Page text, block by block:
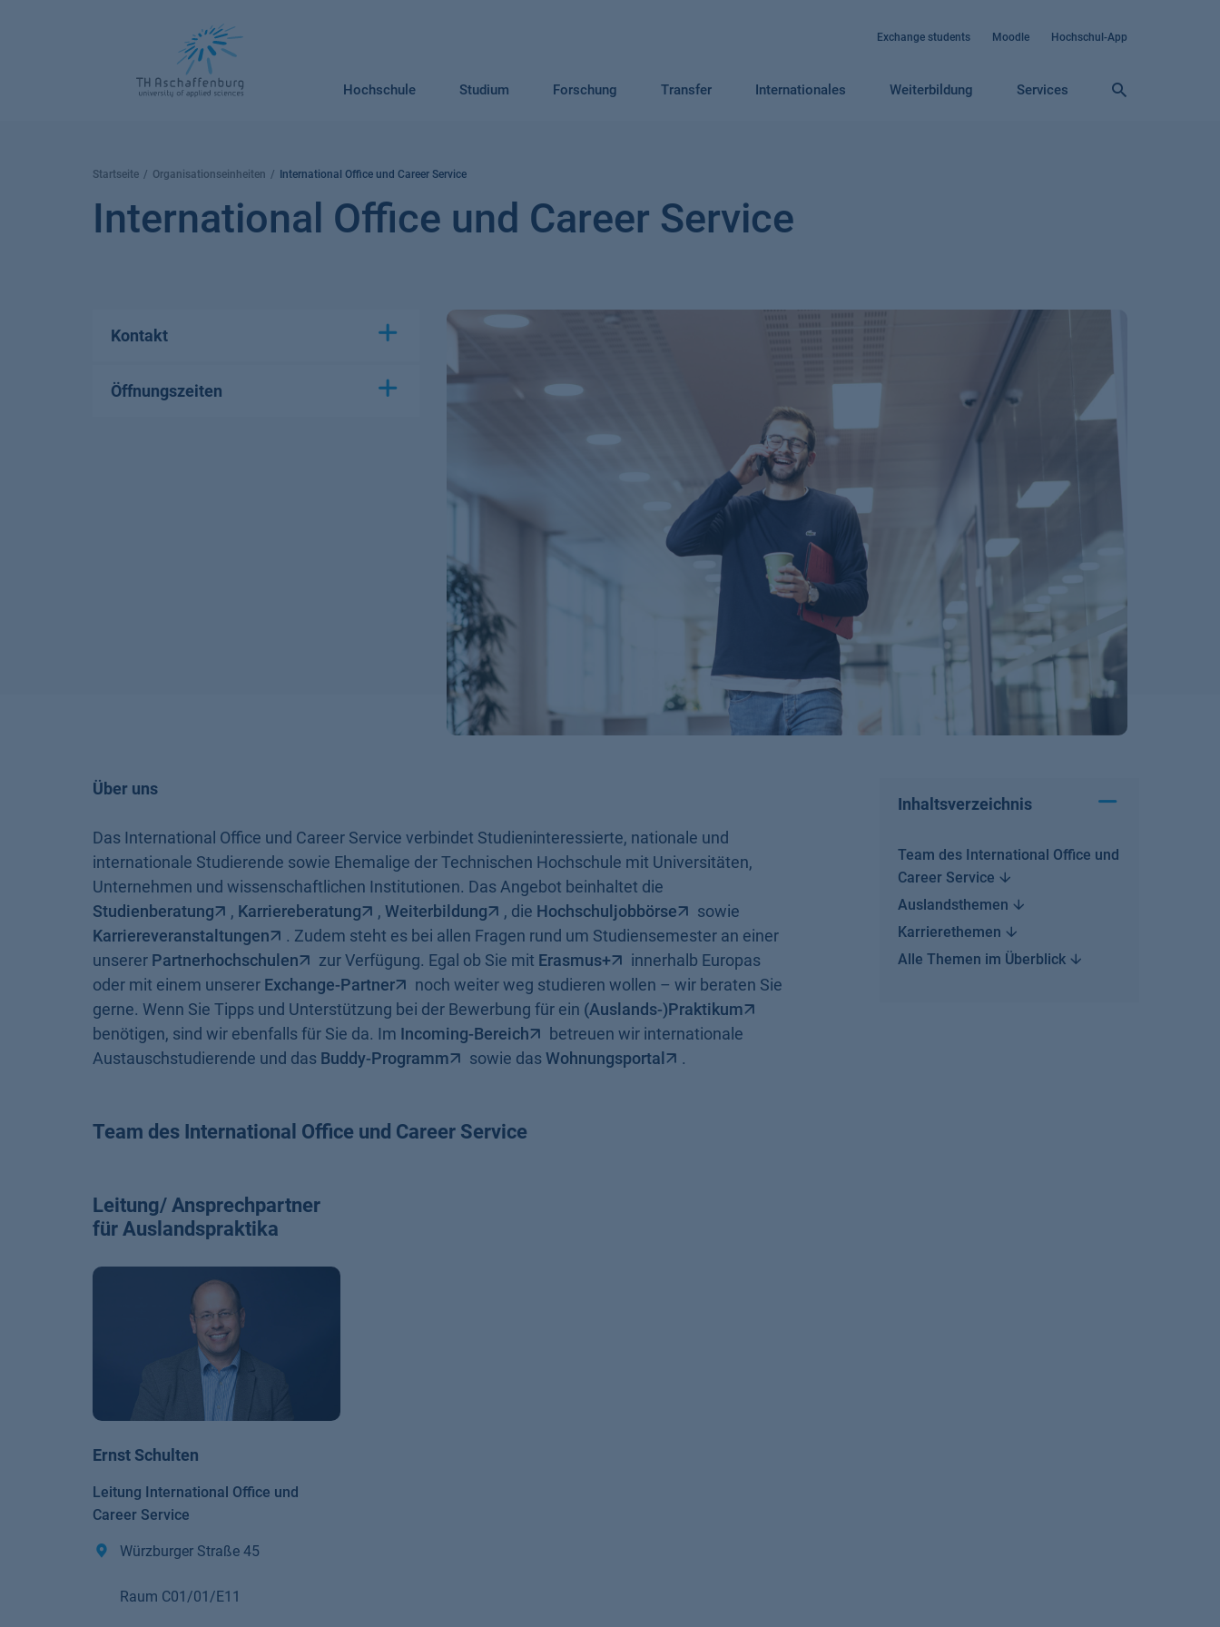
Exchange students Moodle Hochschul-App
Hochschule Studium Forschung Transfer Internationales Weiterbildung Services
Startseite Organisationseinheiten International Office und Career Service
International Office und Career Service
Kontakt
Öffnungszeiten
Inhaltsverzeichnis
Team des International Office und
Career Service
Auslandsthemen
Karrierethemen
Alle Themen im Überblick
Über uns
Das International Office und Career Service verbindet Studieninteressierte, nationale und
internationale Studierende sowie Ehemalige der Technischen Hochschule mit Universitäten,
Unternehmen und wissenschaftlichen Institutionen. Das Angebot beinhaltet die
Studienberatung
, Karriereberatung , Weiterbildung , die Hochschuljobbörse
sowie
Karriereveranstaltungen
. Zudem steht es bei allen Fragen rund um Studiensemester an einer
unserer Partnerhochschulen zur Verfügung. Egal ob Sie mit Erasmus+
innerhalb Europas
oder mit einem unserer Exchange-Partner
noch weiter weg studieren wollen – wir beraten Sie
gerne. Wenn Sie Tipps und Unterstützung bei der Bewerbung für ein (Auslands-)Praktikum
benötigen, sind wir ebenfalls für Sie da. Im Incoming-Bereich
betreuen wir internationale
Austauschstudierende und das Buddy-Programm sowie dasWohnungsportal .
Team des International Office und Career Service
Leitung/ Ansprechpartner
für Auslandspraktika
Ernst Schulten
Leitung International Office und
Career Service
Würzburger Straße 45
Raum C01/01/E11